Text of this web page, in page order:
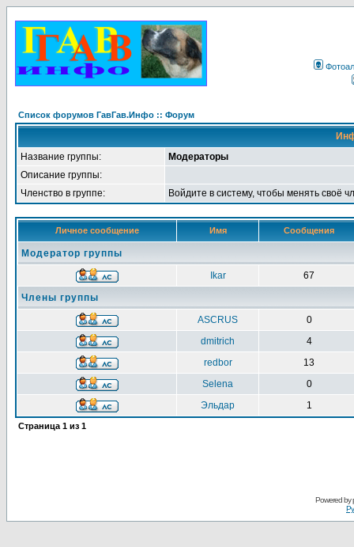
Список форумов ГавГав.Инфо :: Форум
Название группы:
Модераторы
Описание группы:
Членство в группе:
Войдите в систему, чтобы менять своё
Личное сообщение Имя Сообщения
Модератор группы
Ikar
67
Члены группы
ASCRUS
0
dmitrich
4
redbor
13
Selena
0
Эльдар
1
Страница 1 из 1
Powered by